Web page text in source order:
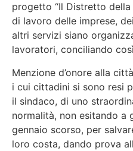
progetto “Il Distretto
di lavoro delle imprese,
altri servizi siano
lavoratori, conciliando
Menzione d’onore alla
i cui cittadini si sono resi
il sindaco, di uno
normalità, non esitando a
gennaio scorso, per
loro costa, dando prova